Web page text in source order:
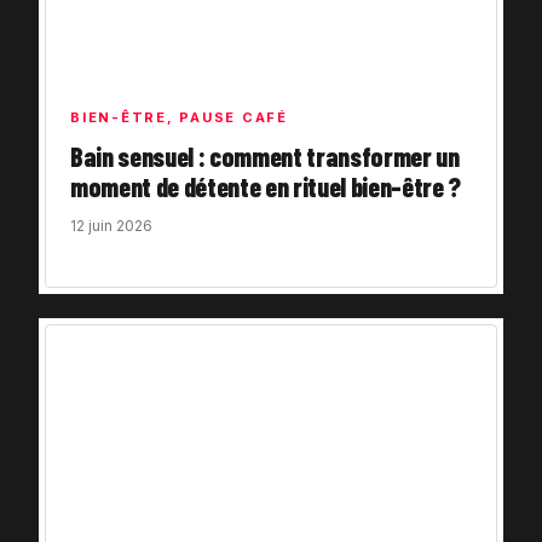
BIEN-ÊTRE , PAUSE CAFÉ
Bain sensuel : comment transformer un
moment de détente en rituel bien-être ?
12 juin 2026